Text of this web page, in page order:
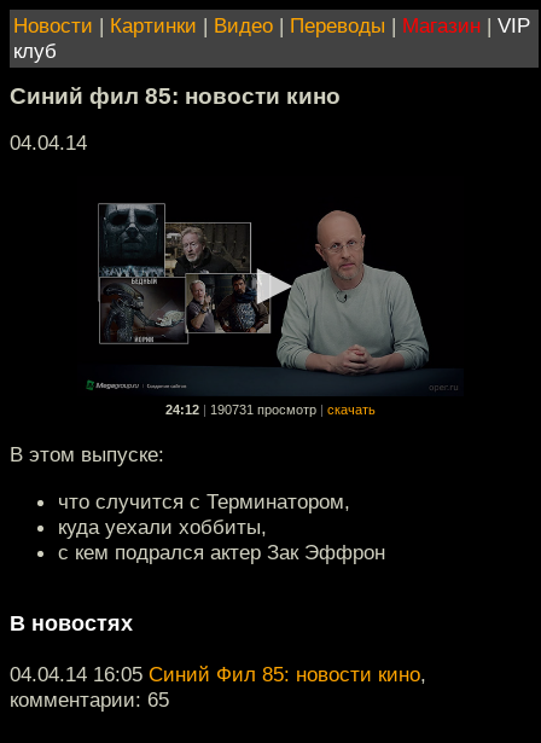
Новости | Картинки | Видео | Переводы | Магазин | VIP
клуб
Синий фил 85: новости кино
04.04.14
24:12 190731 просмотр скачать
В этом выпуске:
что случится с Терминатором,
куда уехали хоббиты,
с кем подрался актер Зак Эффрон
В новостях
04.04.14 16:05 Синий Фил 85: новости кино,
комментарии: 65